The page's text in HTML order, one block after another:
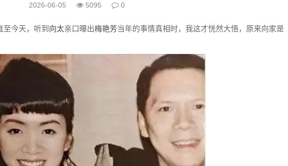
2026-06-05 5095 0
今天，听到 向太亲口曝出梅艳芳当年的事情真相时，我这才恍然大悟，原来向家是